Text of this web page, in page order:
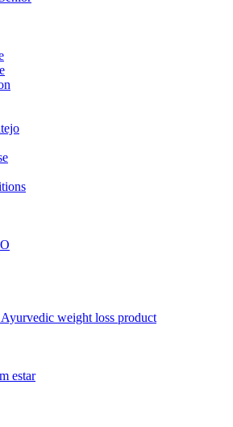
weight loss product
estar